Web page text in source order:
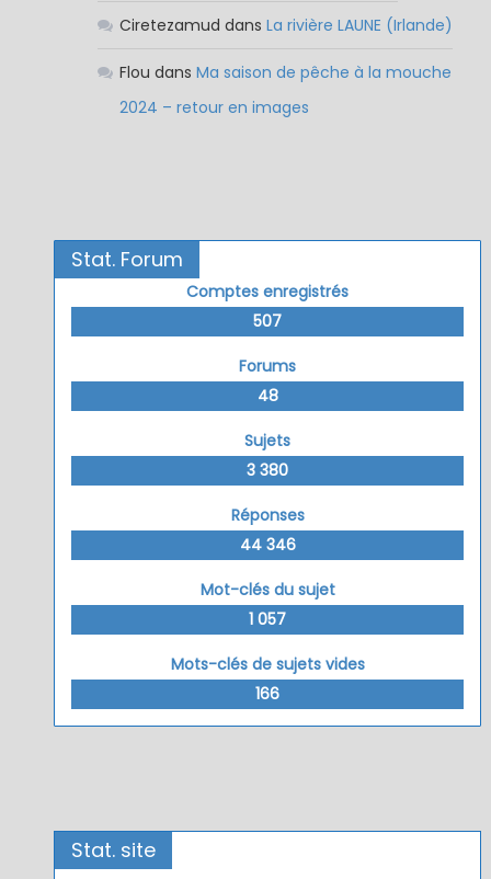
Ciretezamud dans La rivière LAUNE (Irlande)
Flou dans Ma saison de pêche à la mouche
2024 – retour en images
Stat. Forum
Comptes enregistrés
507
Forums
48
Sujets
3 380
Réponses
44 346
Mot-clés du sujet
1 057
Mots-clés de sujets vides
166
Stat. site